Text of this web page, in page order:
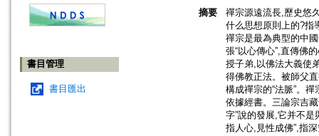
書目管理
書目匯出
摘要
禪宗源遠流長,歷史悠
什么思想原則上的?指
禪宗是最為典型的中
張“以心傳心”,直傳佛
授子弟,以佛法大義使
得佛教正法。被師父
構成禪宗的“法脈”。
依據經書。三論宗吉藏
字”說的發展,它并不是
指人心,見性成佛”,指